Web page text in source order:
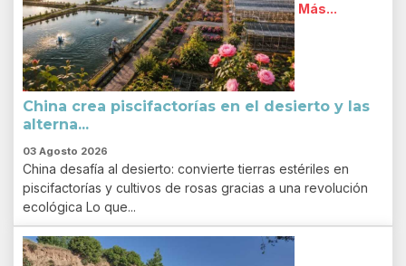
Más...
China crea piscifactorías en el desierto y las
alterna...
03 Agosto 2026
China desafía al desierto: convierte tierras estériles en
piscifactorías y cultivos de rosas gracias a una revolución
ecológica Lo que...